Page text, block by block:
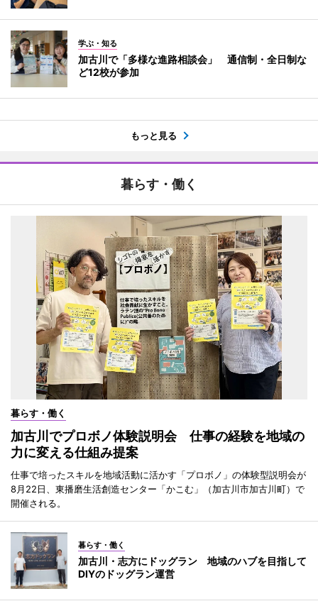
学ぶ・知る
加古川で「多様な進路相談会」 通信制・全日制な
ど12校が参加
もっと見る
暮らす・働く
暮らす・働く
加古川でプロボノ体験説明会 仕事の経験を地域の
力に変える仕組み提案
仕事で培ったスキルを地域活動に活かす「プロボノ」の体験型説明会が
8月22日、東播磨生活創造センター「かこむ」（加古川市加古川町）で
開催される。
暮らす・働く
加古川・志方にドッグラン 地域のハブを目指して
DIYのドッグラン運営